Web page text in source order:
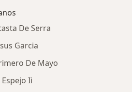
De Serra
Garcia
De Mayo
Ii